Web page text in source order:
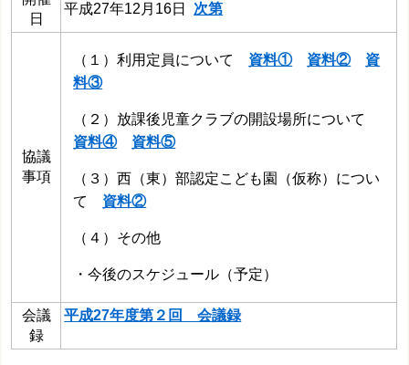
日
平成27年12月16日 次第
協議
事項
（１）利用定員について 資料① 資料②
資
料③
（２）放課後児童クラブの開設場所について
資料④
資料⑤
（３）西（東）部認定こども園（仮称）につい
て 資料②
（４）その他
・今後のスケジュール（予定）
会議
録
平成27年度第２回 会議録